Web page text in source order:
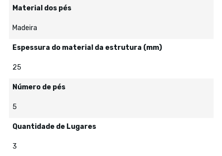
Material dos pés
Madeira
Espessura do material da estrutura (mm)
25
Número de pés
5
Quantidade de Lugares
3